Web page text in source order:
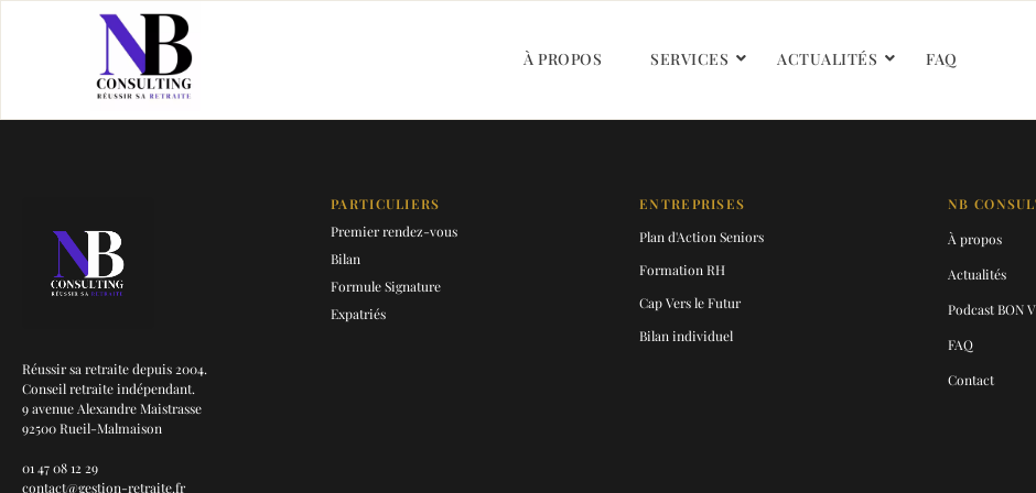
À PROPOS SERVICES ACTUALITÉS FAQ
Réussir sa retraite depuis 2004.
Conseil retraite indépendant.
9 avenue Alexandre Maistrasse
92500 Rueil-Malmaison
01 47 08 12 29
contact@gestion-retraite.fr
PARTICULIERS
Premier rendez-vous
Bilan
Formule Signature
Expatriés
ENTREPRISES
Plan d'Action Seniors
Formation RH
Cap Vers le Futur
Bilan individuel
NB
À propos
Actualités
Podcast BON
FAQ
Contact